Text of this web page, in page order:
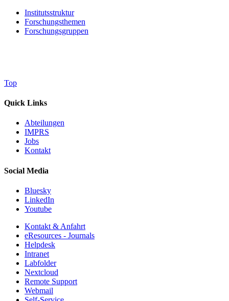
Institutsstruktur
Forschungsthemen
Forschungsgruppen
Top
Quick Links
Abteilungen
IMPRS
Jobs
Kontakt
Social Media
Bluesky
LinkedIn
Youtube
Kontakt & Anfahrt
eResources - Journals
Helpdesk
Intranet
Labfolder
Nextcloud
Remote Support
Webmail